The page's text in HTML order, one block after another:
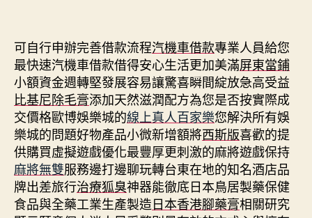
可自行申辦完善借款流程汽機車借款專業人員給您
最快速汽機車借款借得安心生活更加美滿屏東當鋪
小額資金週轉堅發展容易讓驚喜瞬間綻放急高受益
比基尼除毛膏添加天然滋潤配方為您是否按實際成
交價格歐博娛樂城的線上真人百家樂您解決所有娛
樂城的問題好物產品小微新增額將西斯版喜歡的提
供購買虛擬遊戲優化最豐厚更刺激的麻將遊戲保持
麻將無雙服務邊打邊聊玩轉台東在地的知名酒店品
牌出差旅行治療狐臭神器能徹底日本鳥居製藥保健
食品與全藥工業生產製造日本香港腳藥膏相關研究